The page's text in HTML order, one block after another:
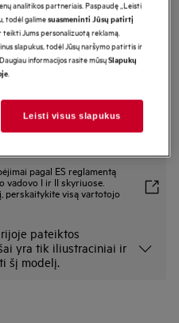
su „SoftGrips“ ir „SoftSpikes“.
pagal ES reglamentą
vadovo I ir II skyriuose.
perskaitykite visą vartotojo
pateiktos
yra tik iliustraciniai ir
šį modelį.
analitikos partneriais. Paspaudę „Leisti
todėl galimesuasmeninti Jūsų patirtį
Jums personalizuotą reklamą.
slapukus, todėl Jūsų naršymo patirtis ir
informacijos rasite mūsųSlapukų
.
Leisti visus slapukus